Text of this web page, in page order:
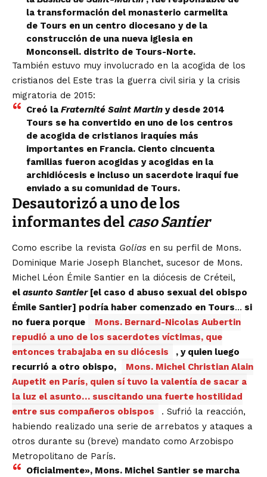
la transformación del monasterio carmelita
de Tours en un centro diocesano y de la
construcción de una nueva iglesia en
Monconseil. distrito de Tours-Norte.
También estuvo muy involucrado en la acogida de los
cristianos del Este tras la guerra civil siria y la crisis
migratoria de 2015:
Creó la Fraternité Saint Martin y desde 2014
Tours se ha convertido en uno de los centros
de acogida de cristianos iraquíes más
importantes en Francia. Ciento cincuenta
familias fueron acogidas y acogidas en la
archidiócesis e incluso un sacerdote iraquí fue
enviado a su comunidad de Tours.
Desautorizó a uno de los
informantes del caso Santier
Como escribe la revista Golias en su perfil de Mons.
Dominique Marie Joseph Blanchet, sucesor de Mons.
Michel Léon Émile Santier en la diócesis de Créteil,
el asunto Santier[el caso d abuso sexual del obispo
Émile Santier] podría haber comenzado en Tours… si
no fuera porque
Mons. Bernard-Nicolas Aubertin
repudió a uno de los sacerdotes víctimas, que
entonces trabajaba en su diócesis
, y quien luego
recurrió a otro obispo,
Mons. Michel Christian Alain
Aupetit en París, quien sí tuvo la valentía de sacar a
la luz el asunto… suscitando una fuerte hostilidad
entre sus compañeros obispos
. Sufrió la reacción,
habiendo realizado una serie de arrebatos y ataques a
otros durante su (breve) mandato como Arzobispo
Metropolitano de París.
Oficialmente», Mons. Michel Santier se marcha